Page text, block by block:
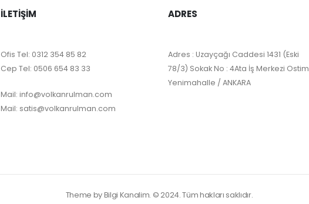
İLETIŞIM
Ofis Tel: 0312 354 85 82
Cep Tel: 0506 654 83 33
Mail: info@volkanrulman.com
Mail: satis@volkanrulman.com
ADRES
Adres : Uzayçağı Caddesi 1431 (Eski
78/3) Sokak No : 4Ata İş Merkezi Ostim
Yenimahalle / ANKARA
Theme by Bilgi Kanalim. © 2024. Tüm hakları saklıdır.